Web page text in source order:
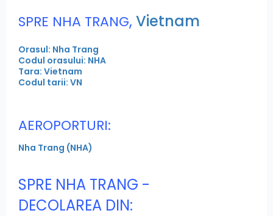
SPRE NHA TRANG, Vietnam
Orasul: Nha Trang
Codul orasului: NHA
Tara: Vietnam
Codul tarii: VN
AEROPORTURI:
Nha Trang (NHA)
SPRE NHA TRANG -
DECOLAREA DIN: